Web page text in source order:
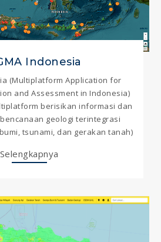
Indonesia
(Multiplatform Application for
and Assessment in Indonesia)
berisikan informasi dan
geologi terintegrasi
tsunami, dan gerakan tanah)
Selengkapnya